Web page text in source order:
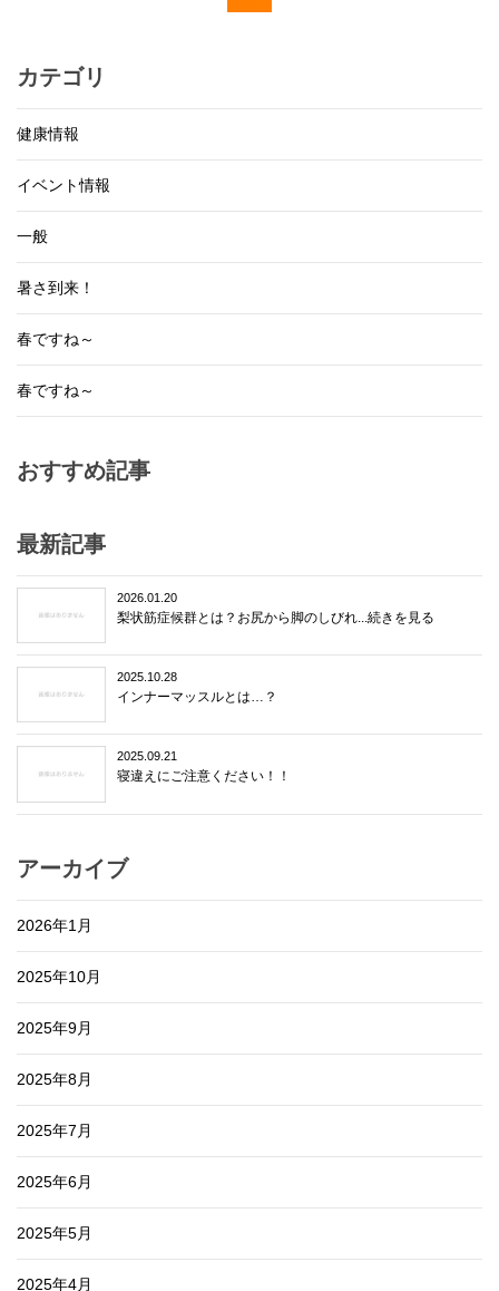
カテゴリ
健康情報
イベント情報
一般
暑さ到来！
春ですね～
春ですね～
おすすめ記事
最新記事
2026.01.20
梨状筋症候群とは？お尻から脚のしびれ...続きを見る
2025.10.28
インナーマッスルとは…？
2025.09.21
寝違えにご注意ください！！
アーカイブ
2026年1月
2025年10月
2025年9月
2025年8月
2025年7月
2025年6月
2025年5月
2025年4月